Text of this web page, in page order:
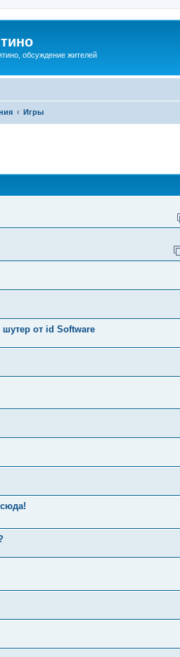
обсуждение жителей
Игры
от id Software